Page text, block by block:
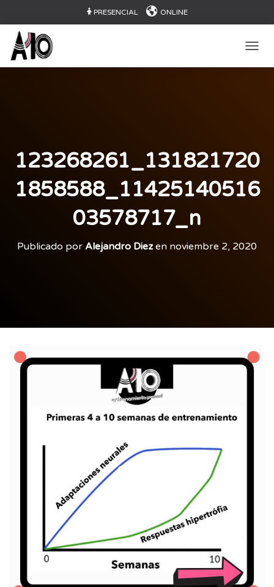
PRESENCIAL ONLINE
123268261_131821720
1858588_11425140516
03578717_n
Publicado por Alejandro Diezen noviembre 2, 2020